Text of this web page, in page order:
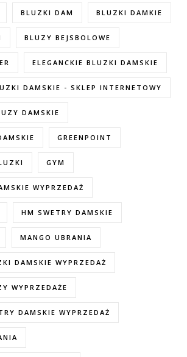
BLUZKI DAM BLUZKI DAMKIE
BLUZY BEJSBOLOWE
ELEGANCKIE BLUZKI DAMSKIE
DAMSKIE - SKLEP INTERNETOWY
DAMSKIE
GREENPOINT
GYM
WYPRZEDAŻ
HM SWETRY DAMSKIE
MANGO UBRANIA
DAMSKIE WYPRZEDAŻ
WYPRZEDAŻE
DAMSKIE WYPRZEDAŻ